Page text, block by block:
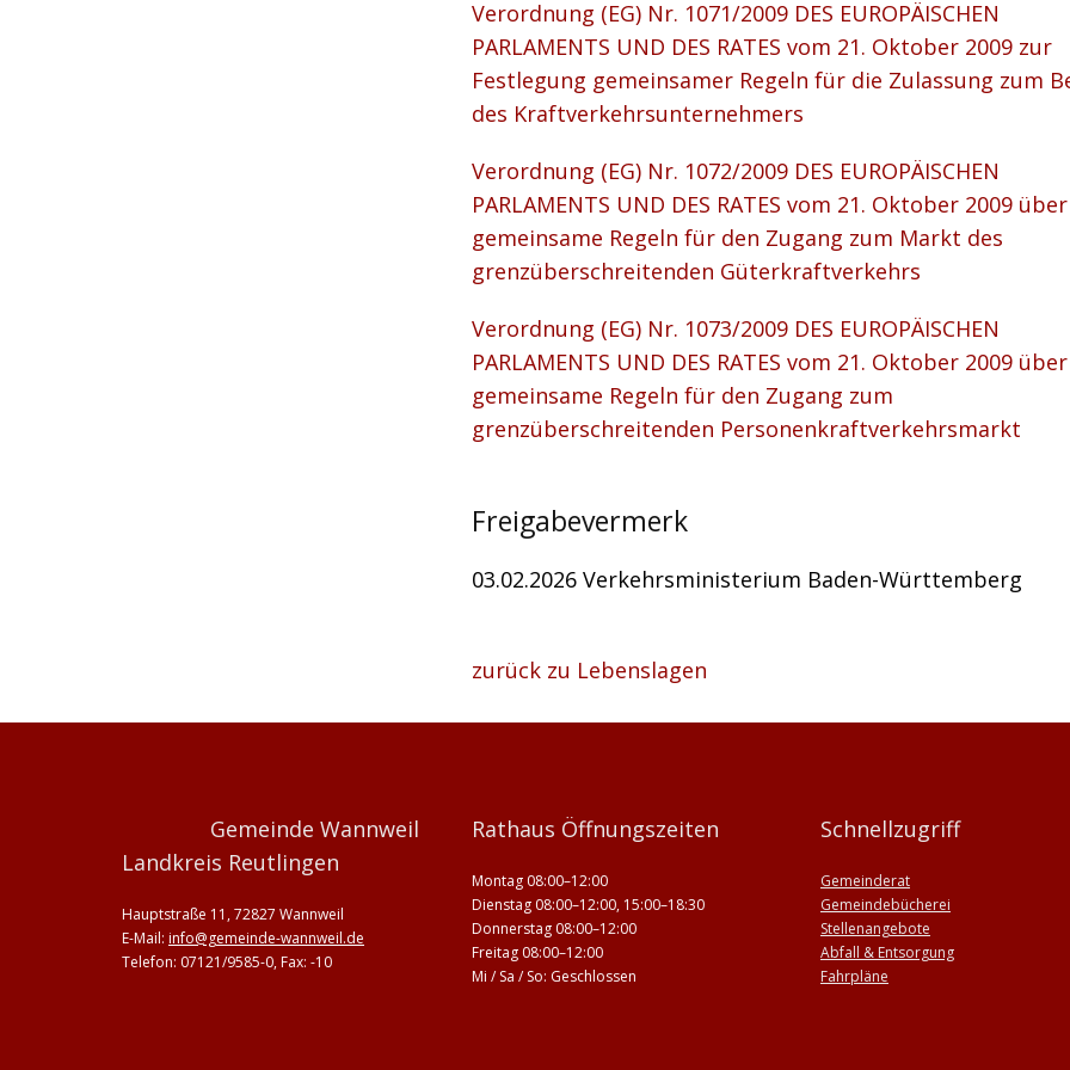
Verordnung (EG) Nr. 1071/2009 DES EUROPÄISCHEN
PARLAMENTS UND DES RATES vom 21. Oktober 2009 zur
Festlegung gemeinsamer Regeln für die Zulassung zum
des Kraftverkehrsunternehmers
Verordnung (EG) Nr. 1072/2009 DES EUROPÄISCHEN
PARLAMENTS UND DES RATES vom 21. Oktober 2009 über
gemeinsame Regeln für den Zugang zum Markt des
grenzüberschreitenden Güterkraftverkehrs
Verordnung (EG) Nr. 1073/2009 DES EUROPÄISCHEN
PARLAMENTS UND DES RATES vom 21. Oktober 2009 über
gemeinsame Regeln für den Zugang zum
grenzüberschreitenden Personenkraftverkehrsmarkt
Freigabevermerk
03.02.2026 Verkehrsministerium Baden-Württemberg
zurück zu Lebenslagen
Gemeinde Wannweil
Landkreis Reutlingen
Hauptstraße 11, 72827 Wannweil
E-Mail: info@gemeinde-wannweil.de
Telefon: 07121/9585-0, Fax: -10
Rathaus Öffnungszeiten
Montag 08:00–12:00
Dienstag 08:00–12:00, 15:00–18:30
Donnerstag 08:00–12:00
Freitag 08:00–12:00
Mi / Sa / So: Geschlossen
Schnellzugriff
Gemeinderat
Gemeindebücherei
Stellenangebote
Abfall & Entsorgung
Fahrpläne